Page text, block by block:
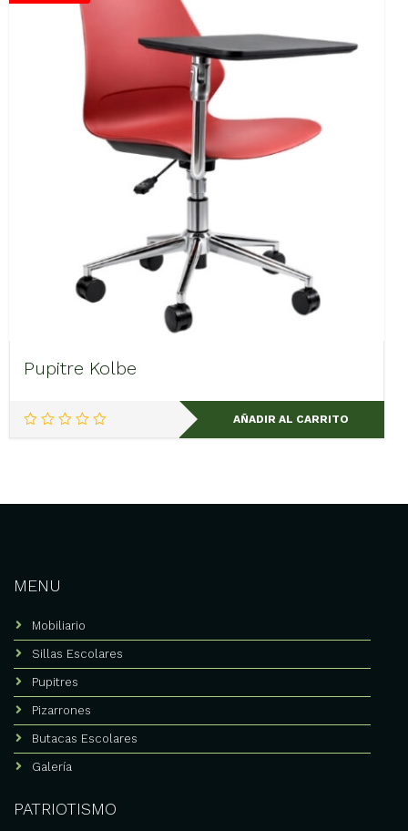
Pupitre Kolbe
AÑADIR AL CARRITO
MENU
Mobiliario
Sillas Escolares
Pupitres
Pizarrones
Butacas Escolares
Galería
PATRIOTISMO